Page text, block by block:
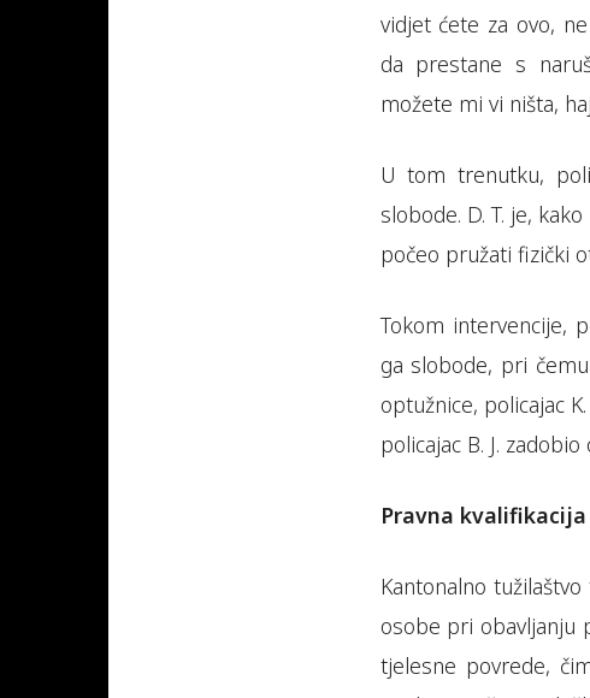
vidjet ćete za ovo,
da prestane s
možete mi vi ništa,
U tom trenutku,
slobode. D. T. je,
počeo pružati fizički
Tokom intervencije,
ga slobode, pri
optužnice, policajac
policajac B. J.
Pravna
Kantonalno
osobe pri obavljanju
tjelesne povrede,